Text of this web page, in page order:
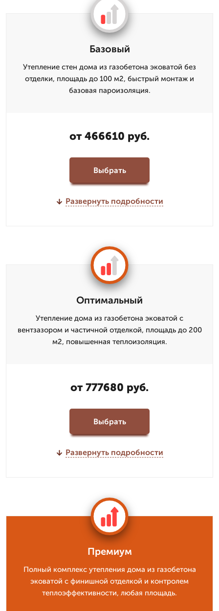
Базовый
Утепление стен дома из газобетона эковатой без
отделки, площадь до 100 м2, быстрый монтаж и
базовая пароизоляция.
от 466610 руб.
Выбрать
Развернуть подробности
Оптимальный
Утепление дома из газобетона эковатой с
вентзазором и частичной отделкой, площадь до 200
м2, повышенная теплоизоляция.
от 777680 руб.
Выбрать
Развернуть подробности
Премиум
Полный комплекс утепления дома из газобетона
эковатой с финишной отделкой и контролем
теплоэффективности, любая площадь.